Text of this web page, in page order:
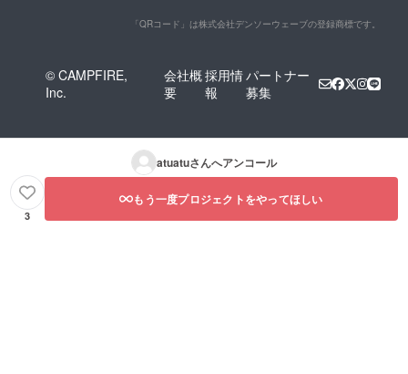
「QRコード」は株式会社デンソーウェーブの登録商標です。
© CAMPFIRE,
Inc.
会社概
要
採用情
報
パートナー
募集
atuatuさんへアンコール
3
もう一度プロジェクトをやってほしい